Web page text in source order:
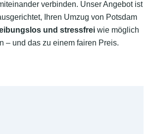
verbinden. Unser Angebot ist
Ihren Umzug von Potsdam
und stressfrei wie möglich
– und das zu einem fairen Preis.